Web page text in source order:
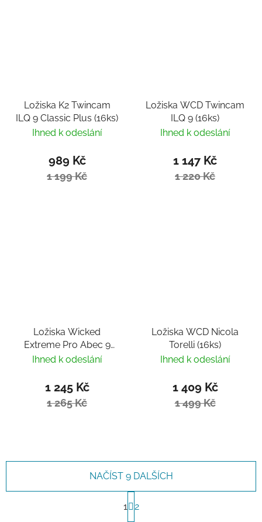
Ložiska K2 Twincam
ILQ 9 Classic Plus (16ks)
Ihned k odeslání
989 Kč
1 199 Kč
Ložiska WCD Twincam
ILQ 9 (16ks)
Ihned k odeslání
1 147 Kč
1 220 Kč
Ložiska Wicked
Extreme Pro Abec 9
(16ks)
Ihned k odeslání
1 245 Kč
1 265 Kč
Ložiska WCD Nicola
Torelli (16ks)
Ihned k odeslání
1 409 Kč
1 499 Kč
NAČÍST 9 DALŠÍCH
Stránkování
1 2